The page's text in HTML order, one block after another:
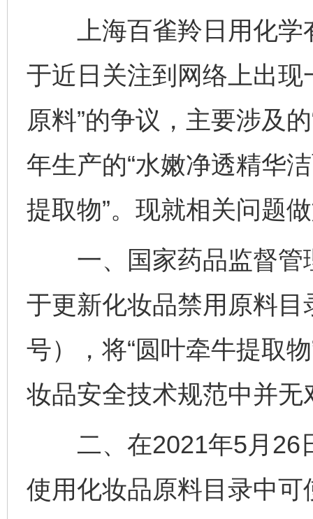
上海百雀羚日用化学
于近日关注到网络上出现
原料”的争议，主要涉及
年生产的“水嫩净透精华
提取物”。现就相关问题
一、国家药品监督管
于更新化妆品禁用原料
号），将“圆叶牵牛提取
妆品安全技术规范中并
二、在2021年5月26日
使用化妆品原料目录中